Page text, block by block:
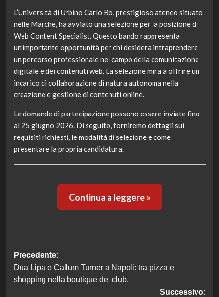
L’Università di Urbino Carlo Bo, prestigioso ateneo situato
nelle Marche, ha avviato una selezione per la posizione di
Web Content Specialist. Questo bando rappresenta
un’importante opportunità per chi desidera intraprendere
un percorso professionale nel campo della comunicazione
digitale e dei contenuti web. La selezione mira a offrire un
incarico di collaborazione di natura autonoma nella
creazione e gestione di contenuti online.
Le domande di partecipazione possono essere inviate fino
al 25 giugno 2026. Di seguito, forniremo dettagli sui
requisiti richiesti, le modalità di selezione e come
presentare la propria candidatura.
Continua a leggere »
Navigazione
articolo
Precedente:
Dua Lipa e Callum Turner a Napoli: tra pizza e
shopping nella boutique del club.
Successivo: